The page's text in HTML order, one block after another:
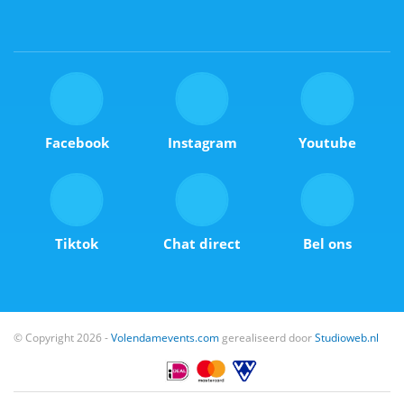
Facebook Instagram Youtube
Tiktok Chat direct Bel ons
© Copyright 2026 -Volendamevents.com gerealiseerd doorStudioweb.nl